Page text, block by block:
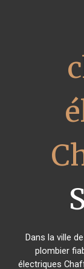
Dans la ville de
plombier
électriques